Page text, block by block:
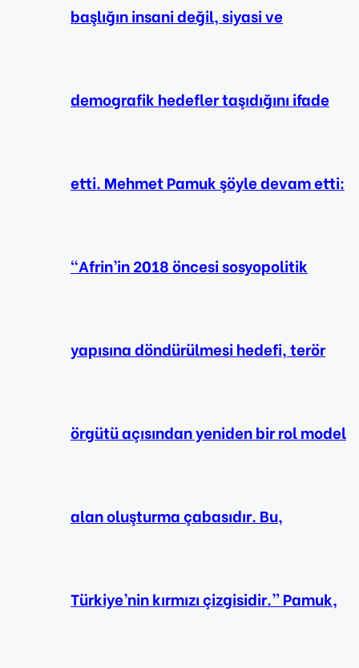
başlığın insani değil, siyasi ve
demografik hedefler taşıdığını ifade
etti. Mehmet Pamuk şöyle devam etti:
“Afrin’in 2018 öncesi sosyopolitik
yapısına döndürülmesi hedefi, terör
örgütü açısından yeniden bir rol model
alan oluşturma çabasıdır. Bu,
Türkiye’nin kırmızı çizgisidir.” Pamuk,